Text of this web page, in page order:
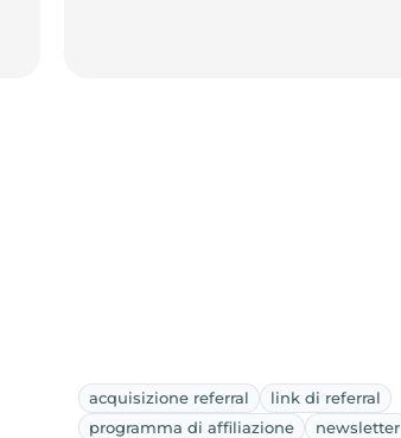
acquisizione referral
link di referral
programma di affiliazione
newsletter